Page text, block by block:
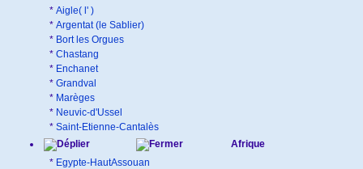
* Aigle( l' )
* Argentat (le Sablier)
* Bort les Orgues
* Chastang
* Enchanet
* Grandval
* Marèges
* Neuvic-d'Ussel
* Saint-Etienne-Cantalès
Afrique
* Egypte-HautAssouan